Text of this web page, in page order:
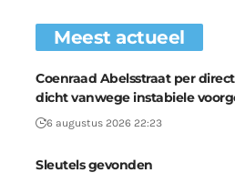
Meest actueel
Coenraad Abelsstraat per direct
dicht vanwege instabiele
6 augustus 2026 22:23
Sleutels gevonden